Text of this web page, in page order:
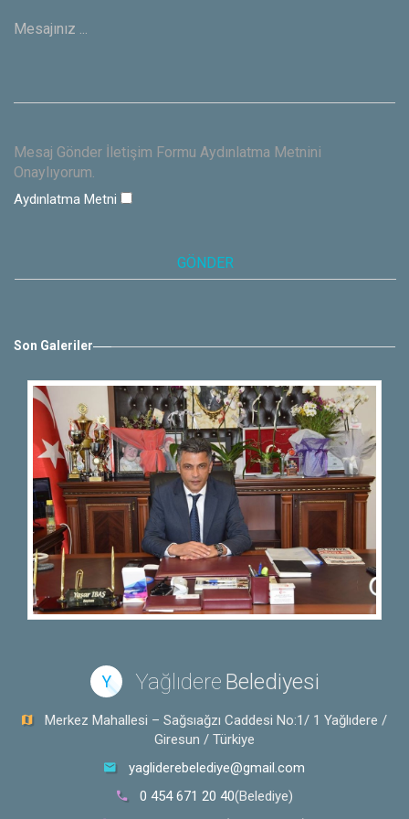
Mesaj Gönder İletişim Formu Aydınlatma Metnini
Onaylıyorum.
Aydınlatma Metni
Son Galeriler
Y Yağlıdere Belediyesi
Merkez Mahallesi – Sağsıağzı Caddesi No:1/ 1 Yağlıdere /
Giresun / Türkiye
yagliderebelediye@gmail.com
0 454 671 20 40(Belediye)